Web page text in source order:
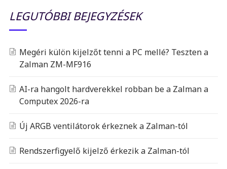
LEGUTÓBBI BEJEGYZÉSEK
Megéri külön kijelzőt tenni a PC mellé? Teszten a
Zalman ZM-MF916
AI-ra hangolt hardverekkel robban be a Zalman a
Computex 2026-ra
Új ARGB ventilátorok érkeznek a Zalman-tól
Rendszerfigyelő kijelző érkezik a Zalman-tól